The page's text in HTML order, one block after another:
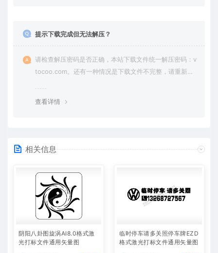
提示下载完成但无法解压？
请检查解压密码是否正确，本站下载文件统一解压密码：v
tocoo.com。还有一种情况是下载文件不完整，请重新下
查看详情
相关信息
阴阳八卦图旋涡AI8.0格式激
光打标文件通用矢量图
临时停车请多关照停车牌EZD
格式激光打标文件通用矢量图